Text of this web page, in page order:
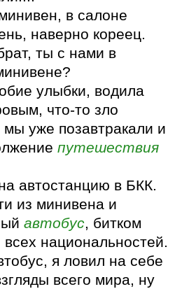
в салоне
наверно кореец.
ты с нами в
улыбки, водила
что-то зло
уже позавтракали и
путешествия
автостанцию в БКК.
из минивена и
автобус, битком
национальностей.
я ловил на себе
всего мира, ну